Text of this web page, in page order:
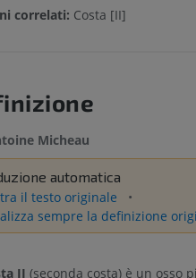
correlati: Costa [II]
Micheau
automatica
il testo originale
sempre la definizione
II (seconda costa) è un osso